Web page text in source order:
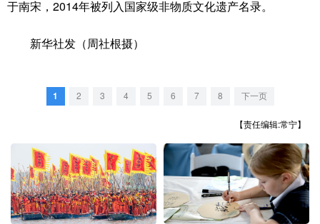
上海 江苏
浙江 安徽 福建 江西
山东 河南 湖北 湖南
于南宋，2014年被列入国家级非物质文化遗产名录。
新华社发（周社根摄）
1 2 3 4 5 6 7 8 下一页
【责任编辑:常宁】